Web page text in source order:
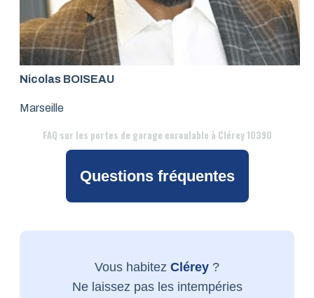
Nicolas BOISEAU
Marseille
FAQ sur les portes de garage enroulable à Clérey 10390
Questions fréquentes
Vous habitez Clérey ?
Ne laissez pas les intempéries